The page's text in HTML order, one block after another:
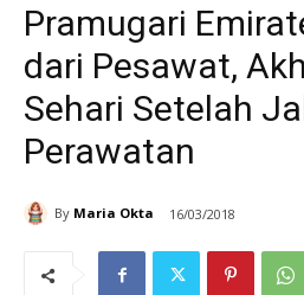
Pramugari
dari Pesawat,
Sehari Setelah
Perawatan
By Maria Okta 16/03/2018